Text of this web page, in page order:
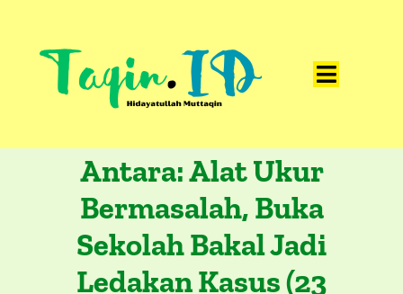
content
Toggle
Artikel
Visualisasi
Data
Antara: Alat Ukur
Bermasalah, Buka
Sekolah Bakal Jadi
Ledakan Kasus (23